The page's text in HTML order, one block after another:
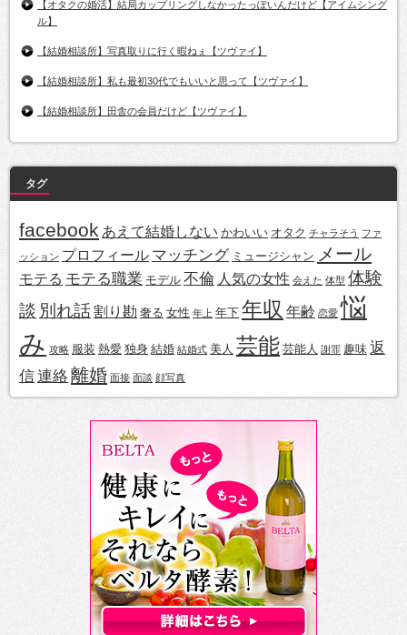
【オタクの婚活】結局カップリングしなかったっぽいんだけど【アイムシング
ル】
【結婚相談所】写真取りに行く暇ねぇ【ツヴァイ】
【結婚相談所】私も最初30代でもいいと思って【ツヴァイ】
【結婚相談所】田舎の会員だけど【ツヴァイ】
タグ
facebook あえて結婚しない かわいい オタク チャラそう ファ
ッション プロフィール マッチング ミュージシャン メール
モテる モテる職業 モデル 不倫 人気の女性 会えた 体型 体験
談 別れ話割り勘 奢る 女性 年上 年下 年収 年齢 恋愛 悩
み 攻略 服装 熱愛 独身 結婚 結婚式 美人 芸能 芸能人 謝罪 趣味 返
信連絡 離婚 面接 面談 顔写真